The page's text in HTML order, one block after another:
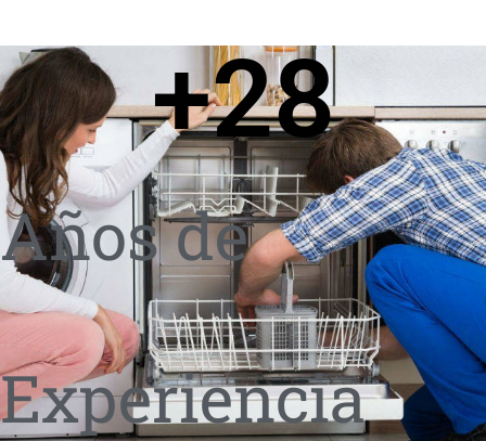
Años de
Experiencia
+28